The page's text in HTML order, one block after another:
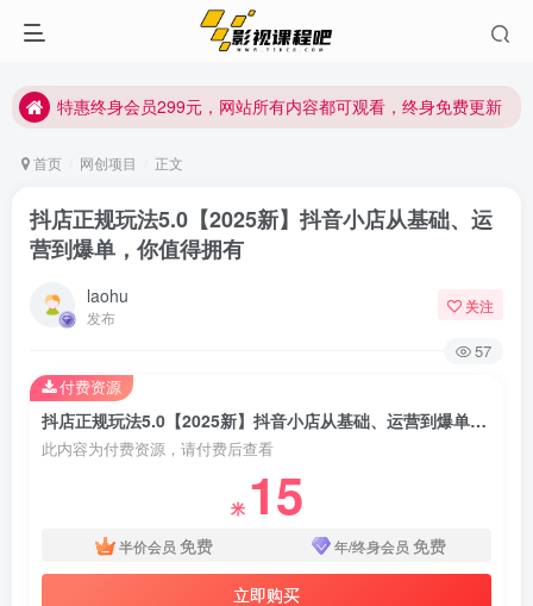
特惠终身会员299元，网站所有内容都可观看，终身免费更新
特惠终身会员299元，网站所有内容都可观看，终身免费更新
首页 网创项目 正文
抖店正规玩法5.0【2025新】抖音小店从基础、运
营到爆单，你值得拥有
laohu
发布
关注
57
抖店正规玩法5.0【2025新】抖音小店从基础、运营到爆单，你值得拥有
此内容为付费资源，请付费后查看
米 15
半价会员 免费 年/终身会员 免费
立即购买
付费资源